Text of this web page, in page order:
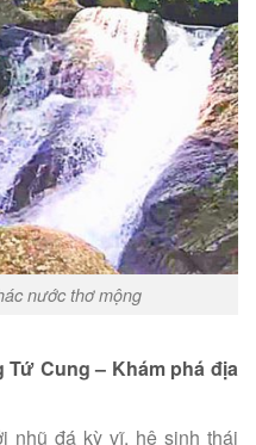
nước thơ mộng
Tứ Cung – Khám phá địa
nhũ đá kỳ vĩ, hệ sinh thái